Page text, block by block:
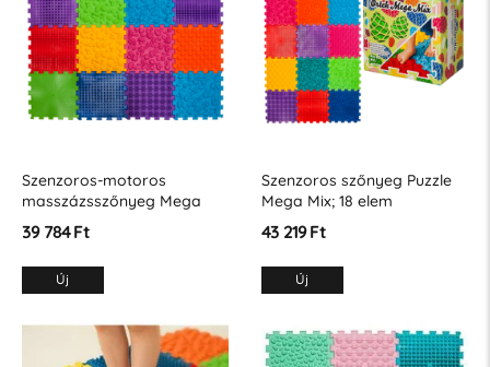
Szenzoros-motoros
masszázsszőnyeg Mega
Mix; kirakós játék 16 elem
39 784 Ft
Szenzoros szőnyeg Puzzle
Mega Mix; 18 elem
43 219 Ft
Új Új